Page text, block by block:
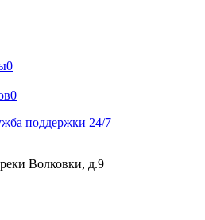
0
0
поддержки 24/7
Волковки, д.9